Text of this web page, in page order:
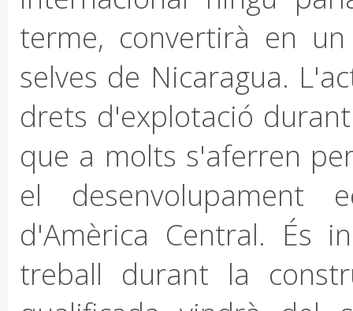
terme, convertirà en
selves de Nicaragua.
drets d'explotació
que a molts s'aferren
el desenvolupament
d'Amèrica Central. És
treball durant la